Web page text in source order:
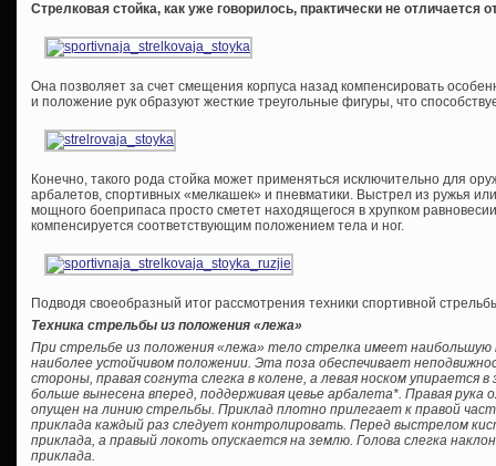
Стрелковая стойка, как уже говорилось, практически не отличается
Она позволяет за счет смещения корпуса назад компенсировать
и положение рук образуют жесткие треугольные фигуры, что
Конечно, такого рода стойка может применяться исключительно для
арбалетов, спортивных «мелкашек» и пневматики. Выстрел из ружья
мощного боеприпаса просто сметет находящегося в хрупком
компенсируется соответствующим положением тела и ног.
Подводя своеобразный итог рассмотрения техники спортивной
Техника стрельбы из положения «лежа»
При стрельбе из положения «лежа» тело стрелка имеет наибольшую
наиболее устойчивом положении. Эта поза обеспечивает
стороны, правая согнута слегка в колене, а левая носком упирается
больше вынесена вперед, поддерживая цевье арбалета*. Правая
опущен на линию стрельбы. Приклад плотно прилегает к правой
приклада каждый раз следует контролировать. Перед выстрелом
приклада, а правый локоть опускается на землю. Голова слегка
приклада.